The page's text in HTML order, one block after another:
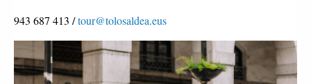
943 687 413 /tour@tolosaldea.eus